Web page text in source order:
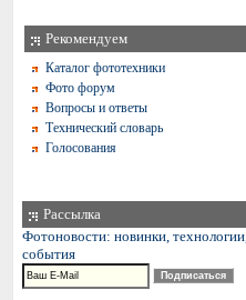
Рекомендуем
Каталог фототехники
Фото форум
Вопросы и ответы
Технический словарь
Голосования
Рассылка
Фотоновости: новинки, технологии,
события